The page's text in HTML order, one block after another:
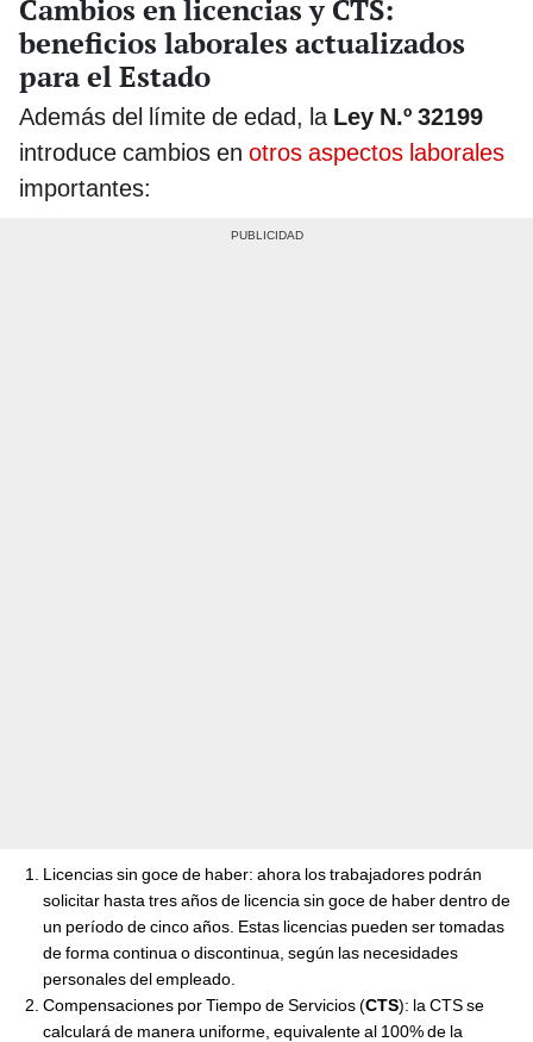
Cambios en licencias y CTS:
beneficios laborales actualizados
para el Estado
Además del límite de edad, la Ley N.º 32199
introduce cambios en otros aspectos laborales
importantes:
Licencias sin goce de haber: ahora los trabajadores podrán
solicitar hasta tres años de licencia sin goce de haber dentro de
un período de cinco años. Estas licencias pueden ser tomadas
de forma continua o discontinua, según las necesidades
personales del empleado.
Compensaciones por Tiempo de Servicios (CTS): la CTS se
calculará de manera uniforme, equivalente al 100% de la